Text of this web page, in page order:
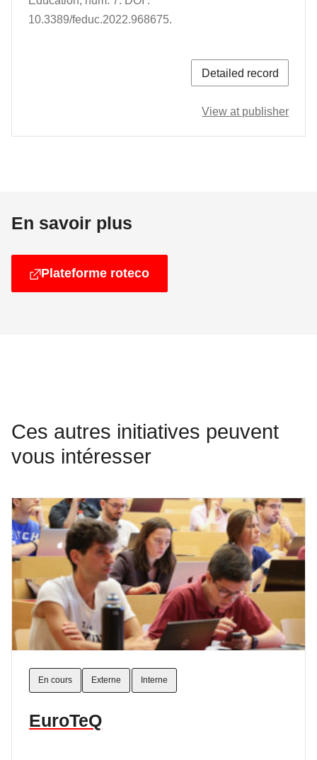
10.3389/feduc.2022.968675.
Detailed record
View at publisher
En savoir plus
Plateforme roteco
Ces autres initiatives peuvent
vous intéresser
En cours Externe Interne
EuroTeQ